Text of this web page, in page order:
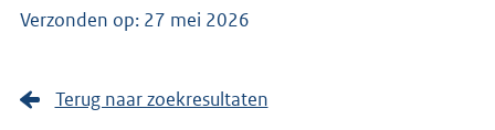
Verzonden op: 27 mei 2026
Terug naar zoekresultaten